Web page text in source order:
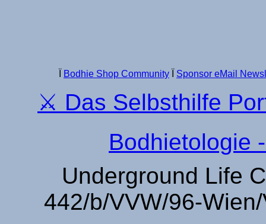
Bodhie Shop Community Sponsor eMail
⚔ Das Selbsthilfe
Bodhietologie
Underground Life
442/b/VVW/96-